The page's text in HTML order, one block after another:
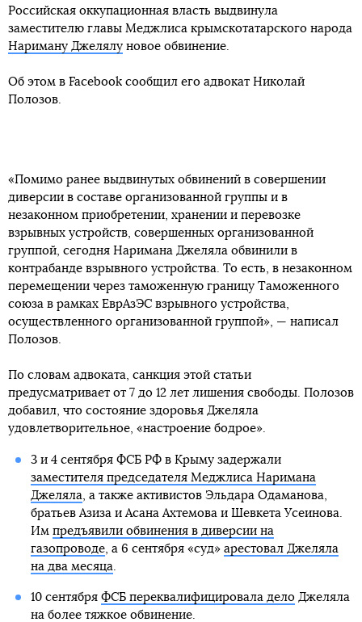
Российская оккупационная власть выдвинула
заместителю главы Меджлиса крымскотатарского народа
Нариману Джелялу новое обвинение.
Об этом в Facebook сообщил его адвокат Николай
Полозов.
«Помимо ранее выдвинутых обвинений в совершении
диверсии в составе организованной группы и в
незаконном приобретении, хранении и перевозке
взрывных устройств, совершенных организованной
группой, сегодня Наримана Джеляла обвинили в
контрабанде взрывного устройства. То есть, в незаконном
перемещении через таможенную границу Таможенного
союза в рамках ЕврАзЭС взрывного устройства,
осуществленного организованной группой», — написал
Полозов.
По словам адвоката, санкция этой статьи
предусматривает от 7 до 12 лет лишения свободы. Полозов
добавил, что состояние здоровья Джеляла
удовлетворительное, «настроение бодрое».
3 и 4 сентября ФСБ РФ в Крыму задержали
заместителя председателя Меджлиса Наримана
Джеляла, а также активистов Эльдара Одаманова,
братьев Азиза и Асана Ахтемова и Шевкета Усеинова.
Им предъявили обвинения в диверсии на
газопроводе, а 6 сентября «суд» арестовал Джеляла
на два месяца.
10 сентября ФСБ переквалифицировала делоДжеляла
на более тяжкое обвинение.